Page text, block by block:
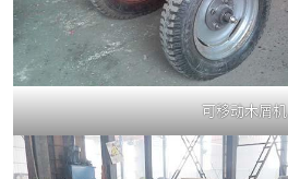
可移动木屑机